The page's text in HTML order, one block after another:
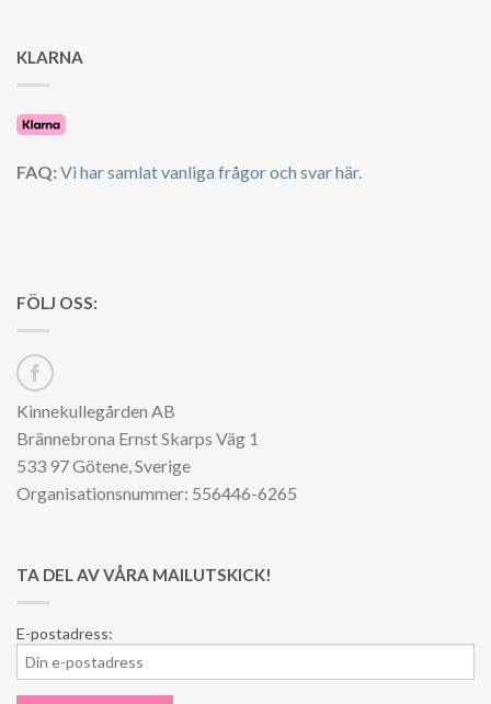
KLARNA
FAQ:Vi har samlat vanliga frågor och svar här.
FÖLJ OSS:
Kinnekullegården AB
Brännebrona Ernst Skarps Väg 1
533 97 Götene, Sverige
Organisationsnummer: 556446-6265
TA DEL AV VÅRA MAILUTSKICK!
E-postadress: